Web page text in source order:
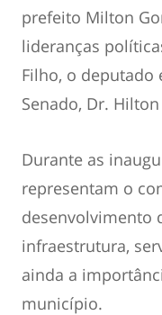
prefeito Milton
lideranças
Filho, o deputado
Senado, Dr.
Durante as
representam o
desenvolvimento
infraestrutura,
ainda a
município.